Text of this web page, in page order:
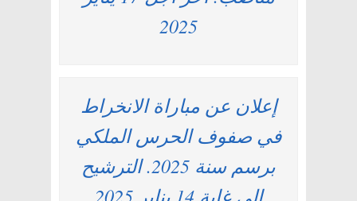
2025
إعلان عن مباراة الانخراط
في صفوف الحرس الملكي
برسم سنة 2025. الترشيح
إلى غاية 14 يناير 2025